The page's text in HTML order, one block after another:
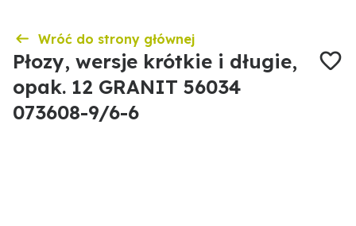
Wróć do strony głównej
Płozy, wersje krótkie i długie,
opak. 12 GRANIT 56034
073608-9/6-6